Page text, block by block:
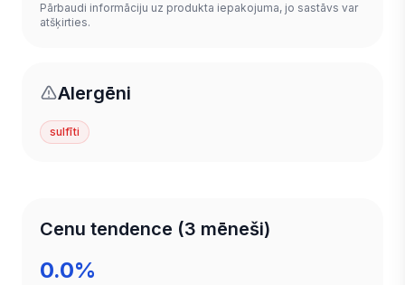
Pārbaudi informāciju uz produkta iepakojuma, jo sastāvs var
atšķirties.
Alergēni
sulfīti
Cenu tendence (3 mēneši)
0.0%